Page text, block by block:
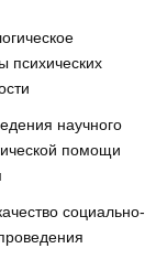
психических
научного
помощи
социально-